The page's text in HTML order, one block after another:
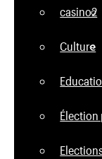
casino2
Culture
Élection